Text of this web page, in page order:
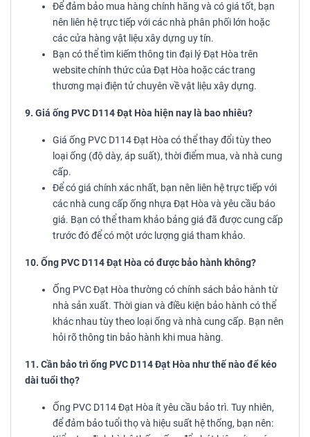
Để đảm bảo mua hàng chính hãng và có giá tốt, bạn
nên liên hệ trực tiếp với các nhà phân phối lớn hoặc
các cửa hàng vật liệu xây dựng uy tín.
Bạn có thể tìm kiếm thông tin đại lý Đạt Hòa trên
website chính thức của Đạt Hòa hoặc các trang
thương mại điện tử chuyên về vật liệu xây dựng.
9. Giá ống PVC D114 Đạt Hòa hiện nay là bao nhiêu?
Giá ống PVC D114 Đạt Hòa có thể thay đổi tùy theo
loại ống (độ dày, áp suất), thời điểm mua, và nhà cung
cấp.
Để có giá chính xác nhất, bạn nên liên hệ trực tiếp với
các nhà cung cấp ống nhựa Đạt Hòa và yêu cầu báo
giá. Bạn có thể tham khảo bảng giá đã được cung cấp
trước đó để có một ước lượng giá tham khảo.
10. Ống PVC D114 Đạt Hòa có được bảo hành không?
Ống PVC Đạt Hòa thường có chính sách bảo hành từ
nhà sản xuất. Thời gian và điều kiện bảo hành có thể
khác nhau tùy theo loại ống và nhà cung cấp. Bạn nên
hỏi rõ thông tin bảo hành khi mua hàng.
11. Cần bảo trì ống PVC D114 Đạt Hòa như thế nào để kéo
dài tuổi thọ?
Ống PVC D114 Đạt Hòa ít yêu cầu bảo trì. Tuy nhiên,
để đảm bảo tuổi thọ và hiệu suất hệ thống, bạn nên: